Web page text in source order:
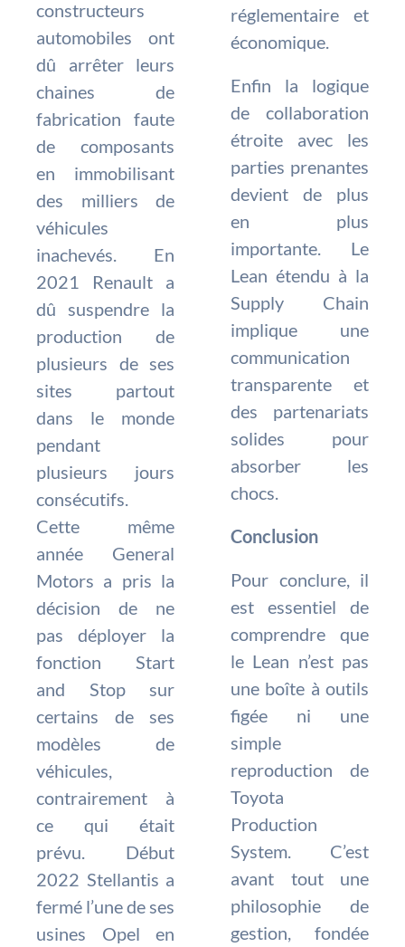
constructeurs
automobiles ont
dû arrêter leurs
chaines de
fabrication faute
de composants
en immobilisant
des milliers de
véhicules
inachevés. En
2021 Renault a
dû suspendre la
production de
plusieurs de ses
sites partout
dans le monde
pendant
plusieurs jours
consécutifs.
Cette même
année General
Motors a pris la
décision de ne
pas déployer la
fonction Start
and Stop sur
certains de ses
modèles de
véhicules,
contrairement à
ce qui était
prévu. Début
2022 Stellantis a
fermé l’une de ses
usines Opel en
réglementaire et
économique.
Enfin la logique
de collaboration
étroite avec les
parties prenantes
devient de plus
en plus
importante. Le
Lean étendu à la
Supply Chain
implique une
communication
transparente et
des partenariats
solides pour
absorber les
chocs.
Conclusion
Pour conclure, il
est essentiel de
comprendre que
le Lean n’est pas
une boîte à outils
figée ni une
simple
reproduction de
Toyota
Production
System. C’est
avant tout une
philosophie de
gestion, fondée